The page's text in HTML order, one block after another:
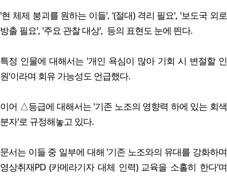
'현 체제 붕괴를 원하는 이들', '(절대) 격리 필요', '보도국 외로
방출 필요', '주요 관찰 대상', 등의 표현도 눈에 띈다.
특정 인물에 대해서는 '개인 욕심이 많아 기회 시 변절할 인
원'이라며 회유 가능성도 언급했다.
이어 △등급에 대해서는 '기존 노조의 영향력 하에 있는 회색
분자'로 규정해놓고 있다.
문서는 이들 중 일부에 대해 '기존 노조와의 유대를 강화하며
영상취재PD (카메라기자 대체 인력) 교육을 소홀히 한다'며